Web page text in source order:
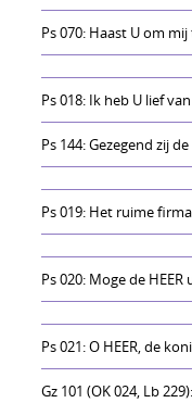
Ps 070: Haast U om
Ps 018: Ik heb U lief
Ps 144: Gezegend zij
Ps 019: Het ruime
Ps 020: Moge de
Ps 021: O HEER, de
Gz 101 (OK 024, Lb